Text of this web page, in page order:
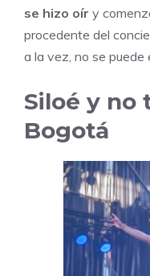
se hizo oír y
procedente del
a la vez, no se puede
Siloé y no
Bogotá